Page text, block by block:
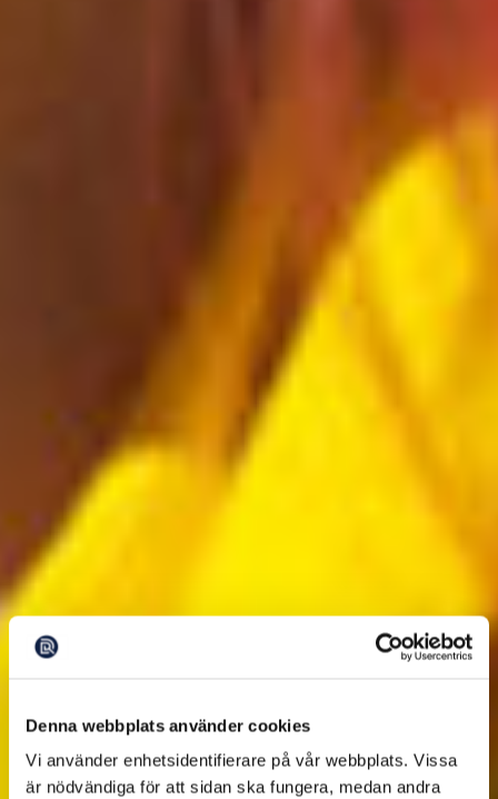
Denna webbplats använder cookies
Vi använder enhetsidentifierare på vår webbplats. Vissa
är nödvändiga för att sidan ska fungera, medan andra